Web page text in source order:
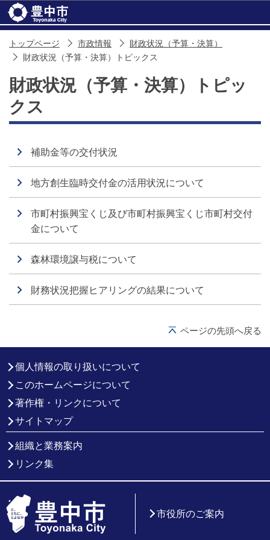
トップページ 市政情報
財政状況（予算・決算）
財政状況（予算・決算）トピックス
財政状況（予算・決算）トピッ
クス
補助金等の交付状況
地方創生臨時交付金の活用状況について
市町村振興宝くじ及び市町村振興宝くじ市町村交付
金について
森林環境譲与税について
財務状況把握ヒアリングの結果について
ページの先頭へ戻る
個人情報の取り扱いについて
このホームページについて
著作権・リンクについて
サイトマップ
組織と業務案内
リンク集
市役所のご案内